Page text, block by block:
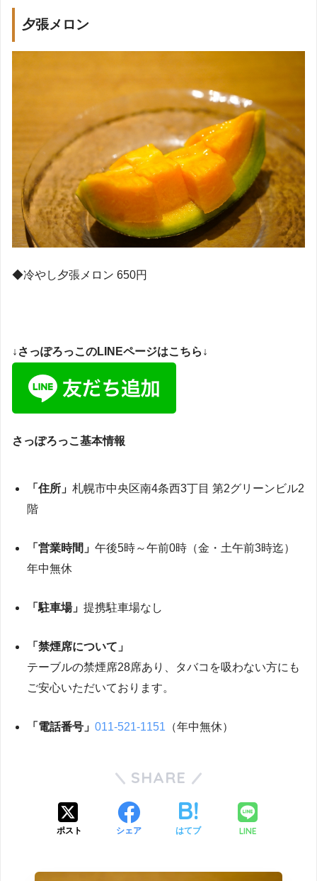
夕張メロン
◆冷やし夕張メロン 650円
↓さっぽろっこのLINEページはこちら↓
さっぽろっこ基本情報
「住所」 札幌市中央区南4条西3丁目 第2グリーンビル2
階
「営業時間」 午後5時～午前0時（金・土午前3時迄）
年中無休
「駐車場」 提携駐車場なし
「禁煙席について」
テーブルの禁煙席28席あり、タバコを吸わない方にも
ご安心いただいております。
「電話番号」 011-521-1151 （年中無休）
SHARE
ポスト シェア はてブ LINE